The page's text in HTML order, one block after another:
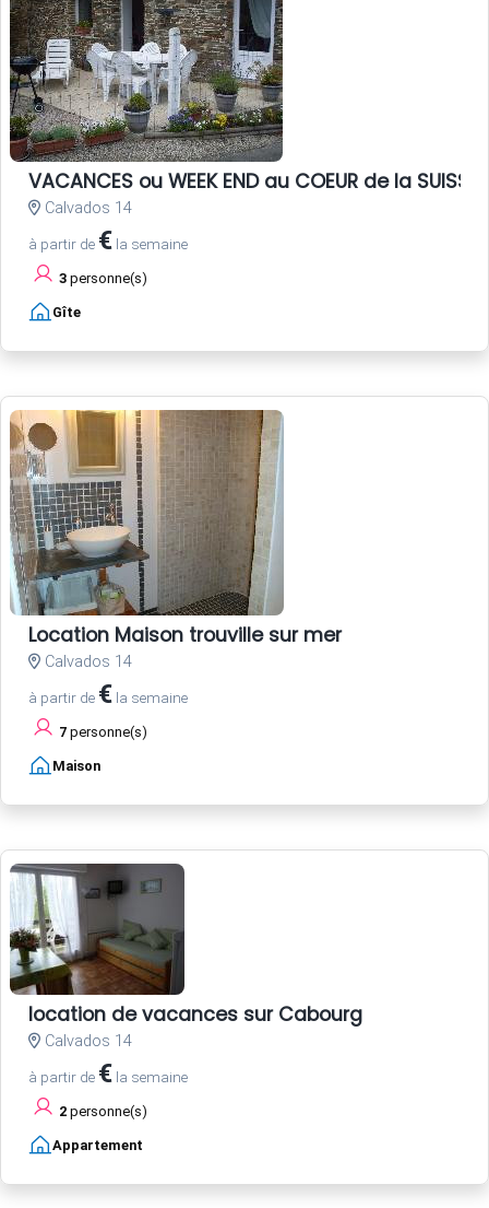
VACANCES ou WEEK END au COEUR de la SUISSE
Calvados 14
à partir de € la semaine
3 personne(s)
Gîte
Location Maison trouville sur mer
Calvados 14
à partir de € la semaine
7 personne(s)
Maison
location de vacances sur Cabourg
Calvados 14
à partir de € la semaine
2 personne(s)
Appartement